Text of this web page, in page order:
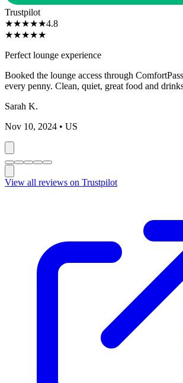
Trustpilot
★★★★★4.8
★★★★★
Perfect lounge experience
Booked the lounge access through
every penny. Clean, quiet, great food and
Sarah K.
Nov 10, 2024 • US
View all reviews on Trustpilot